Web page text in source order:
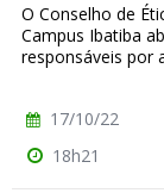
O Conselho de
Campus Ibatiba
responsáveis por
17/10/22
18h21